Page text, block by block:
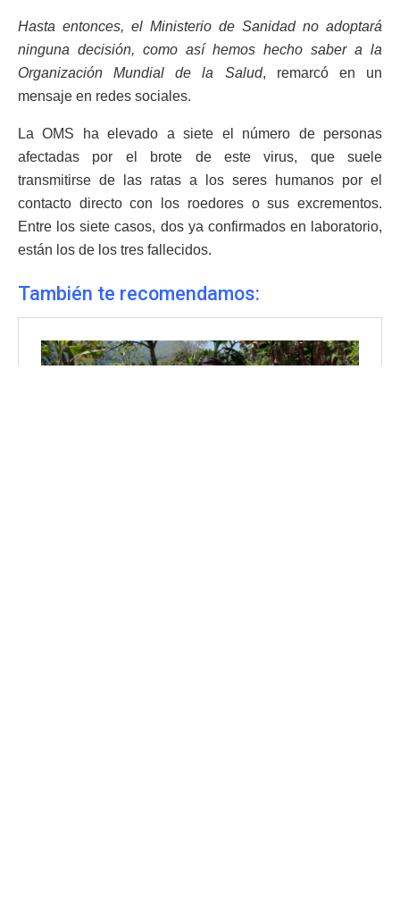
Hasta entonces, el Ministerio de Sanidad no adoptará
ninguna decisión, como así hemos hecho saber a la
Organización Mundial de la Salud, remarcó en un
mensaje en redes sociales.
La OMS ha elevado a siete el número de personas
afectadas por el brote de este virus, que suele
transmitirse de las ratas a los seres humanos por el
contacto directo con los roedores o sus excrementos.
Entre los siete casos, dos ya confirmados en laboratorio,
están los de los tres fallecidos.
También te recomendamos: